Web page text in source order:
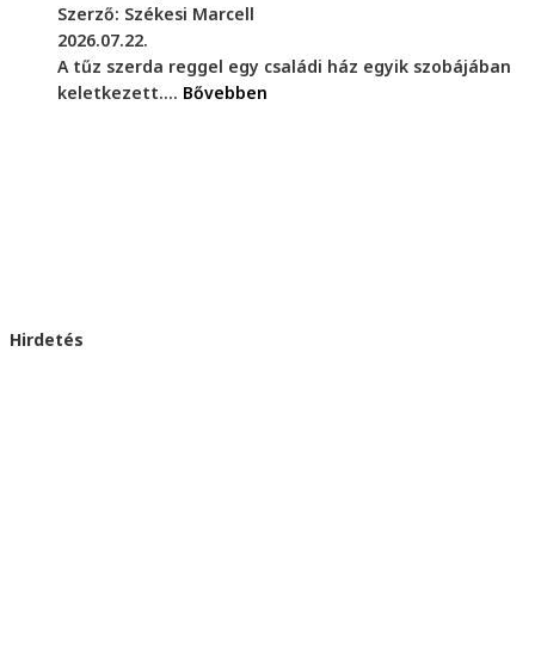
Szerző: Székesi Marcell
2026.07.22.
A tűz szerda reggel egy családi ház egyik szobájában
keletkezett.... Bővebben
Hirdetés